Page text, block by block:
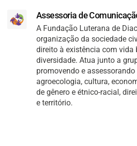
Assessoria de
A Fundação Luterana de
organização da sociedade
direito à existência com vida
diversidade. Atua junto a
promovendo e assessorando
agroecologia, cultura,
de gênero e étnico-racial,
e território.